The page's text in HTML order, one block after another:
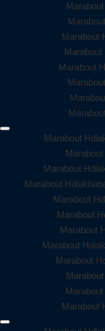
Marabout
Marabout
Marabout
Marabout
Marabout
Marabout
Marabout
Marabout
Marabout
Marabout
Marabout
Marabout